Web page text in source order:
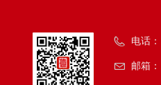
电话：
邮箱：